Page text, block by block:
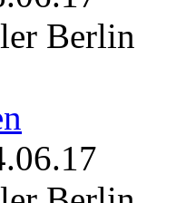
Berlin